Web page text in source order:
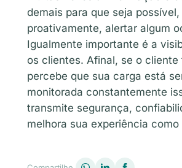
demais para que seja possível,
proativamente, alertar algum
Igualmente importante é a
os clientes. Afinal, se o cliente
percebe que sua carga está
monitorada constantemente
transmite segurança,
melhora sua experiência como